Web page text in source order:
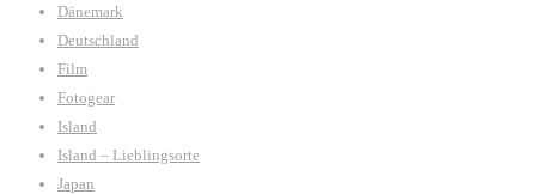
Dänemark
Deutschland
Film
Fotogear
Island
Island – Lieblingsorte
Japan